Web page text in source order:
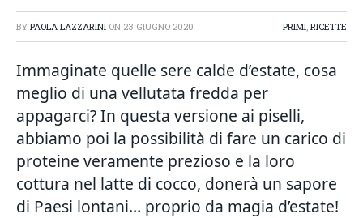
BY PAOLA LAZZARINI ON 23 GIUGNO 2020 PRIMI, RICETTE
Immaginate quelle sere calde d’estate, cosa
meglio di una vellutata fredda per
appagarci? In questa versione ai piselli,
abbiamo poi la possibilità di fare un carico di
proteine veramente prezioso e la loro
cottura nel latte di cocco, donerà un sapore
di Paesi lontani… proprio da magia d’estate!